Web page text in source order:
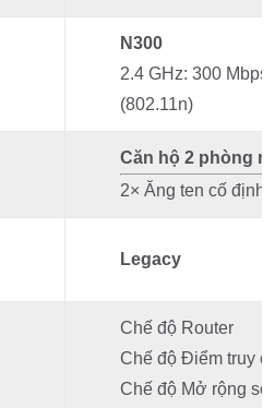
N300
2.4 GHz: 300 Mbps
(802.11n)
Căn hộ 2 phòng
2× Ăng ten cố định
Legacy
Chế độ Router
Chế độ Điểm truy
Chế độ Mở rộng